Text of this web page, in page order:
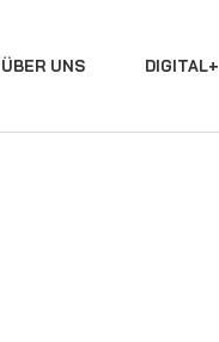
ÜBER UNS DIGITAL+